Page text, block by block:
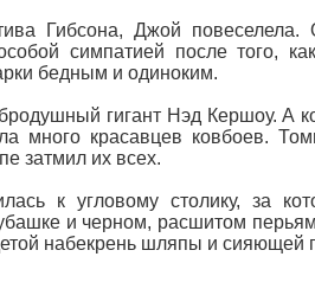
Гибсона, Джой
симпатией после того,
бедным и одиноким.
гигант Нэд Кершоу. А
много красавцев ковбоев.
затмил их всех.
к угловому столику, за
и черном, расшитом
набекрень шляпы и сияющей